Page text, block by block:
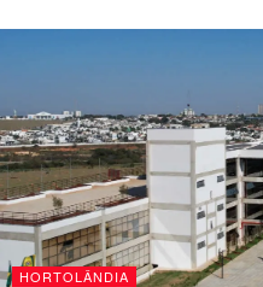
HORTOLÂNDIA